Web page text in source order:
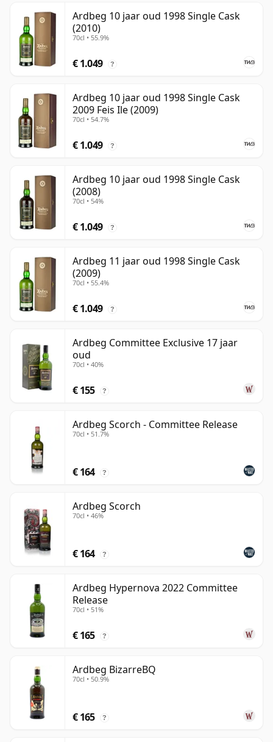
Ardbeg 10 jaar oud 1998 Single Cask
(2010)
70cl • 55.9%
€ 1.049 ?
Ardbeg 10 jaar oud 1998 Single Cask
2009 Feis Ile (2009)
70cl • 54.7%
€ 1.049 ?
Ardbeg 10 jaar oud 1998 Single Cask
(2008)
70cl • 54%
€ 1.049 ?
Ardbeg 11 jaar oud 1998 Single Cask
(2009)
70cl • 55.4%
€ 1.049 ?
Ardbeg Committee Exclusive 17 jaar
oud
70cl • 40%
€ 155 ?
Ardbeg Scorch - Committee Release
70cl • 51.7%
€ 164 ?
Ardbeg Scorch
70cl • 46%
€ 164 ?
Ardbeg Hypernova 2022 Committee
Release
70cl • 51%
€ 165 ?
Ardbeg BizarreBQ
70cl • 50.9%
€ 165 ?